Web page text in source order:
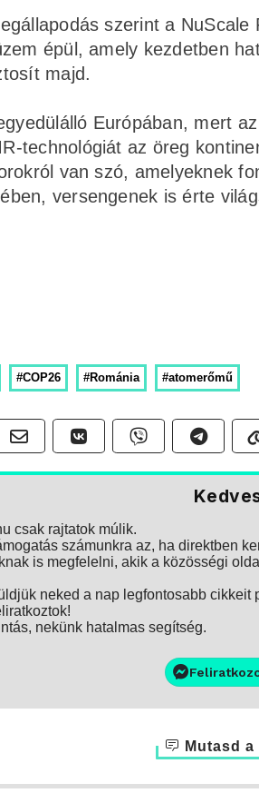
szerint a
épül, amely kezdetben
majd.
Európában, mert
technológiát az öreg
van szó, amelyeknek
versengenek is érte
#COP26 #Románia #atomerőmű
csak rajtatok múlik.
számunkra az, ha direktben
is megfelelni, akik a közösségi
neked a nap legfontosabb cikkeit
nekünk hatalmas segítség.
Mutasd